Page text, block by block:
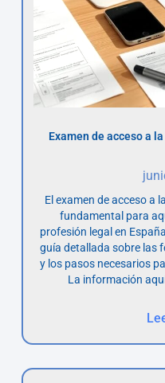
Examen de acceso a
El examen de acceso a
fundamental para
profesión legal en
guía detallada sobre las
y los pasos necesarios
La información